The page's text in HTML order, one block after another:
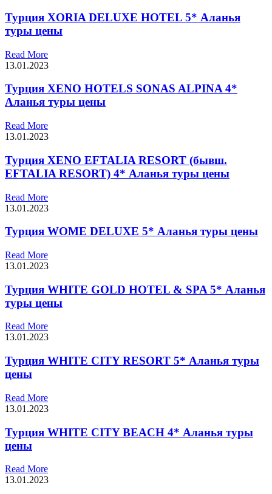
Турция XORIA DELUXE HOTEL 5* Аланья
туры цены
Read More
13.01.2023
Турция XENO HOTELS SONAS ALPINA 4*
Аланья туры цены
Read More
13.01.2023
Турция XENO EFTALIA RESORT (бывш.
EFTALIA RESORT) 4* Аланья туры цены
Read More
13.01.2023
Турция WOME DELUXE 5* Аланья туры цены
Read More
13.01.2023
Турция WHITE GOLD HOTEL & SPA 5* Аланья
туры цены
Read More
13.01.2023
Турция WHITE CITY RESORT 5* Аланья туры
цены
Read More
13.01.2023
Турция WHITE CITY BEACH 4* Аланья туры
цены
Read More
13.01.2023